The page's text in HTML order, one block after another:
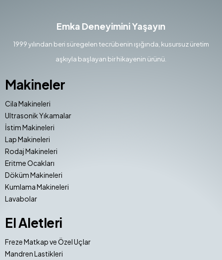
Emka Deneyimini Yaşayın
1999 yılından beri süregelen tecrübenin ışığında, kusursuz üretim
aşkıyla başlayan bir hikayenin ürünü.
Makineler
Cila Makineleri
Ultrasonik Yıkamalar
İstim Makineleri
Lap Makineleri
Rodaj Makineleri
Eritme Ocakları
Döküm Makineleri
Kumlama Makineleri
Lavabolar
El Aletleri
Freze Matkap ve Özel Uçlar
Mandren Lastikleri